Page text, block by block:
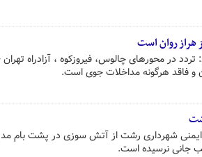
هراز روان است
در محورهای چالوس، فیروزکوه ، آزادراه
و فاقد هرگونه مداخلات جوی است.
شهرداری رشت از آتش سوزی در پشت بام
جانی نرسیده است.